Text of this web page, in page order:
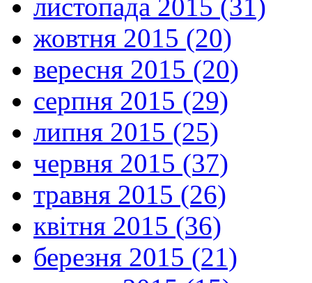
листопада 2015 (31)
жовтня 2015 (20)
вересня 2015 (20)
серпня 2015 (29)
липня 2015 (25)
червня 2015 (37)
травня 2015 (26)
квітня 2015 (36)
березня 2015 (21)